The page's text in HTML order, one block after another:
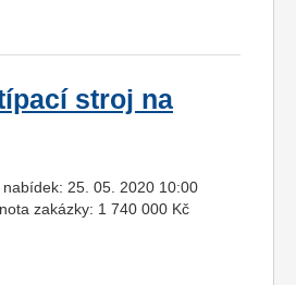
stroj na
25. 05. 2020 10:00
zakázky: 1 740 000 Kč